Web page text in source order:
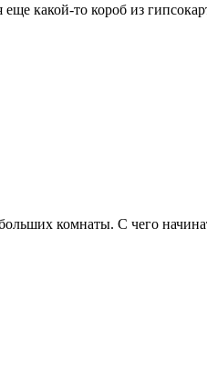
какой-то короб из
комнаты. С чего